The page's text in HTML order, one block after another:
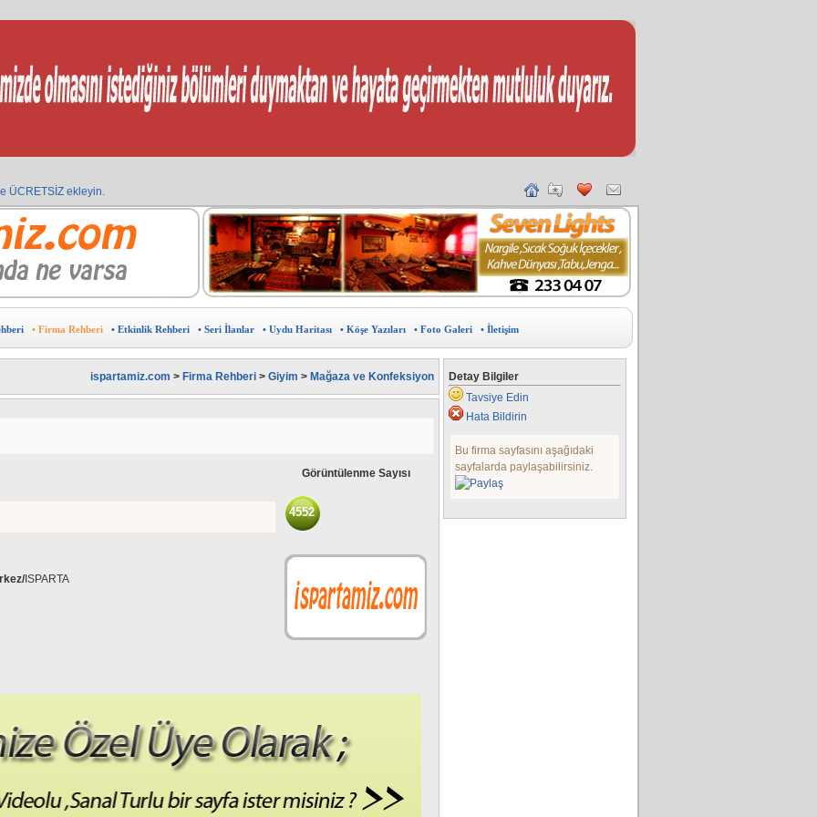
ÜCRETSİZ ekleyin.
?haritasıverebilir ,sponsor olabilirsiniz.
doğru adresKıbrıs Pazarı
yararlanın.
• Firma Rehberi • Etkinlik Rehberi • Seri İlanlar • Uydu Haritası • Köşe Yazıları • Foto Galeri • İletişim
ispartamiz.com > Firma Rehberi > Giyim > Mağaza ve Konfeksiyon
Görüntülenme Sayısı
4552
ISPARTA
Detay Bilgiler
Tavsiye Edin
Hata Bildirin
Bu firma sayfasını aşağıdaki
sayfalarda paylaşabilirsiniz.